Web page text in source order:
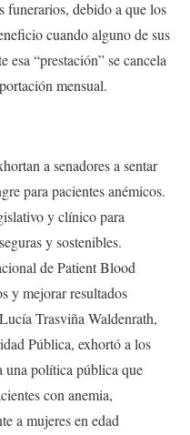
funerarios, debido a que los
cuando alguno de sus
“prestación” se cancela
mensual.
a senadores a sentar
para pacientes anémicos.
y clínico para
y sostenibles.
de Patient Blood
y mejorar resultados
Trasviña Waldenrath,
Pública, exhortó a los
una política pública que
con anemia,
a mujeres en edad